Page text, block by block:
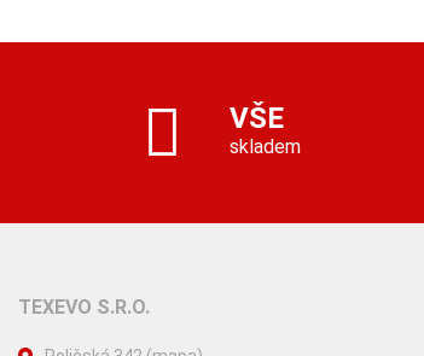
VŠE
skladem
TEXEVO S.R.O.